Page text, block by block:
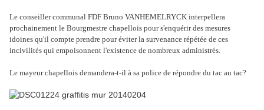
Le conseiller communal FDF Bruno VANHEMELRYCK interpellera
prochainement le Bourgmestre chapellois pour s'enquérir des mesures
idoines qu'il compte prendre pour éviter la survenance répétée de ces
incivilités qui empoisonnent l'existence de nombreux administrés.
Le mayeur chapellois demandera-t-il à sa police de répondre du tac au tac?